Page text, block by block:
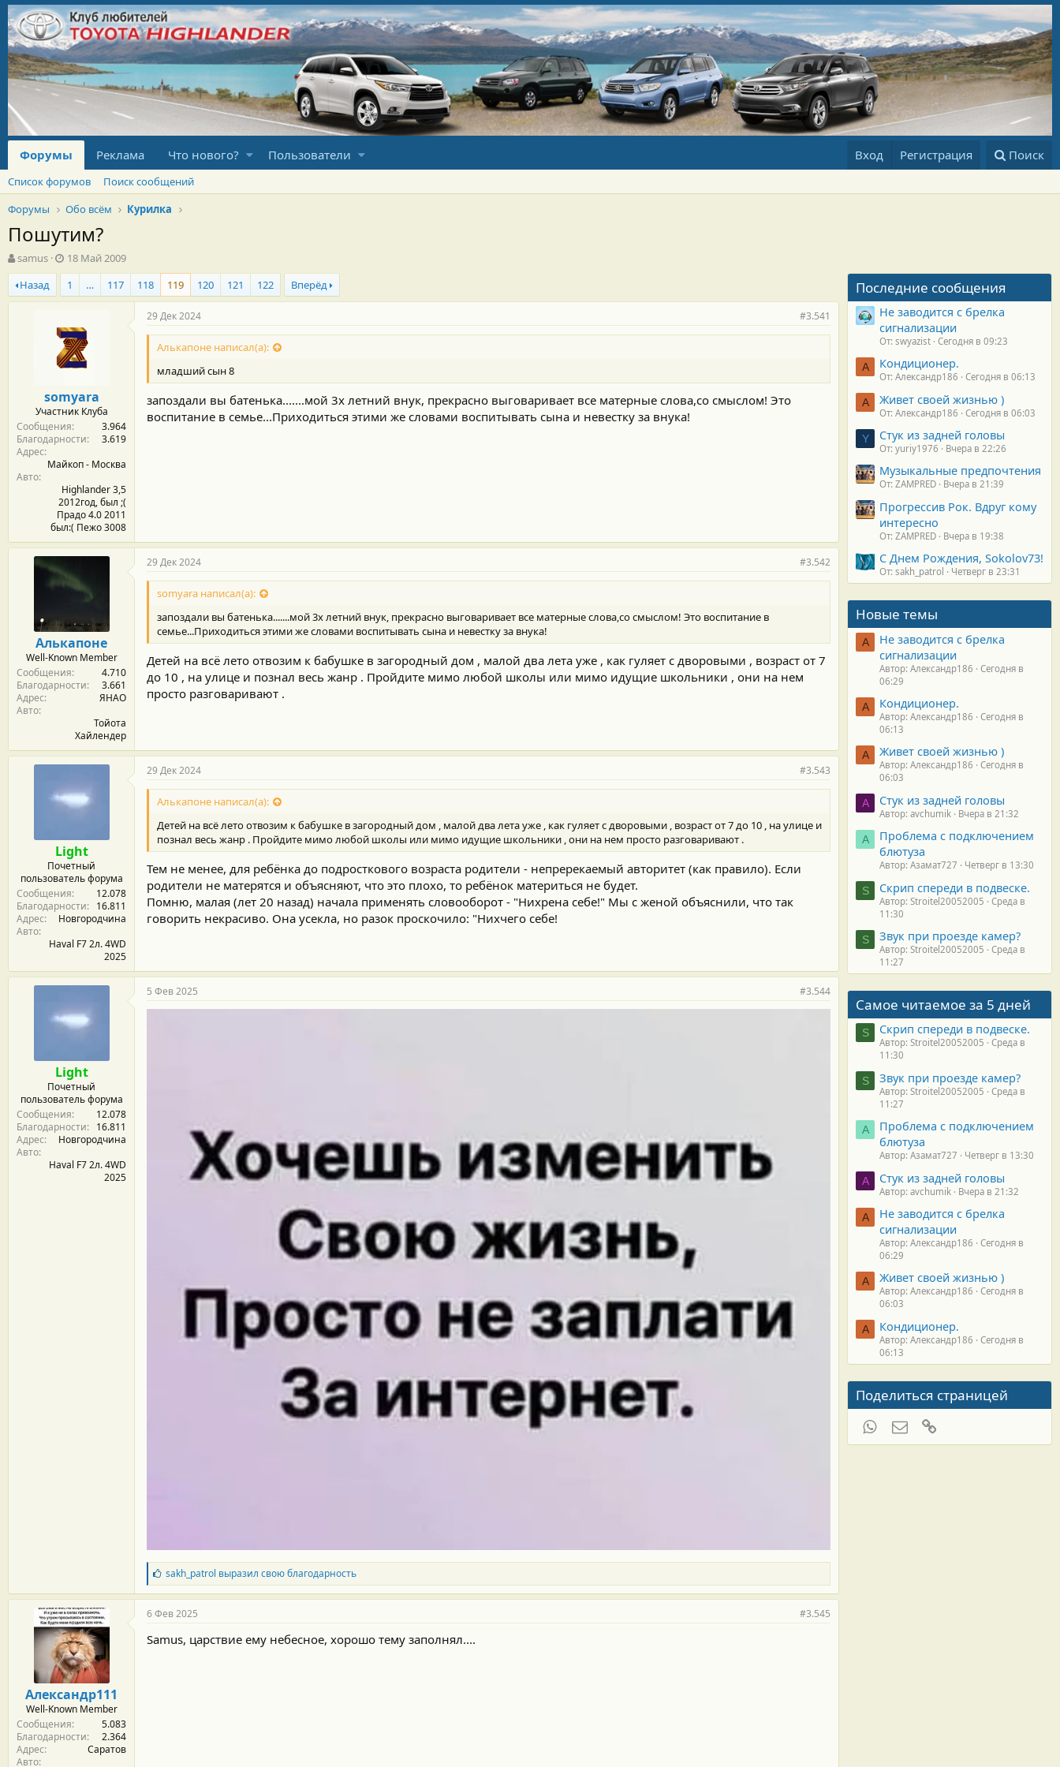
Форумы Реклама Что нового? Пользователи Вход Регистрация Поиск
Список форумов
Поиск сообщений
Форумы
Обо всём Курилка
Пошутим?
А
в
т
о
samus
Д
а
т
а
а
ч
а
л
18 Май 2009
Назад
1 … 117 118 119 120 121 122 Вперёд
somyara
Участник Клуба
Сообщения
3.964
Благодарности
3.619
Адрес
Майкоп - Москва
Авто
Highlander 3,5
2012год, был ;(
Прадо 4.0 2011
был:( Пежо 3008
29 Дек 2024 #3.541
Алькапоне написал(а):
младший сын 8
запоздали вы батенька.......мой 3х летний внук, прекрасно выговаривает все матерные слова,со смыслом! Это
воспитание в семье...Приходиться этими же словами воспитывать сына и невестку за внука!
Алькапоне
Well-Known Member
Сообщения
4.710
Благодарности
3.661
Адрес
ЯНАО
Авто
Тойота
Хайлендер
29 Дек 2024 #3.542
somyara написал(а):
запоздали вы батенька.......мой 3х летний внук, прекрасно выговаривает все матерные слова,со смыслом! Это воспитание в
семье...Приходиться этими же словами воспитывать сына и невестку за внука!
Детей на всё лето отвозим к бабушке в загородный дом , малой два лета уже , как гуляет с дворовыми , возраст от 7
до 10 , на улице и познал весь жанр . Пройдите мимо любой школы или мимо идущие школьники , они на нем
просто разговаривают .
Light
Почетный
пользователь форума
Сообщения
12.078
Благодарности
16.811
Адрес
Новгородчина
Авто
Haval F7 2л. 4WD
2025
29 Дек 2024 #3.543
Алькапоне написал(а):
Детей на всё лето отвозим к бабушке в загородный дом , малой два лета уже , как гуляет с дворовыми , возраст от 7 до 10 , на улице и
познал весь жанр . Пройдите мимо любой школы или мимо идущие школьники , они на нем просто разговаривают .
Тем не менее, для ребёнка до подросткового возраста родители - непререкаемый авторитет (как правило). Если
родители не матерятся и объясняют, что это плохо, то ребёнок материться не будет.
Помню, малая (лет 20 назад) начала применять словооборот - "Нихрена себе!" Мы с женой объяснили, что так
говорить некрасиво. Она усекла, но разок проскочило: "Нихчего себе!
Light
Почетный
пользователь форума
Сообщения
12.078
Благодарности
16.811
Адрес
Новгородчина
Авто
Haval F7 2л. 4WD
2025
5 Фев 2025 #3.544
Б
л
а
г
о
д
а
sakh_patrol выразил свою благодарность
Александр111
Well-Known Member
Сообщения
5.083
Благодарности
2.364
Адрес
Саратов
Авто
6 Фев 2025 #3.545
Samus, царствие ему небесное, хорошо тему заполнял....
Последние сообщения
Не заводится с брелка
сигнализации
От: swyazist Сегодня в 09:23
А Кондиционер.
От: Александр186 Сегодня в 06:13
А Живет своей жизнью )
От: Александр186 Сегодня в 06:03
Y Стук из задней головы
От: yuriy1976 Вчера в 22:26
Музыкальные предпочтения
От: ZAMPRED Вчера в 21:39
Прогрессив Рок. Вдруг кому
интересно
От: ZAMPRED Вчера в 19:38
С Днем Рождения, Sokolov73!
От: sakh_patrol Четверг в 23:31
Новые темы
А
Не заводится с брелка
сигнализации
Автор: Александр186
Сегодня в
06:29
А Кондиционер.
Автор: Александр186
Сегодня в
06:13
А Живет своей жизнью )
Автор: Александр186
Сегодня в
06:03
A Стук из задней головы
Автор: avchumik Вчера в 21:32
А
Проблема с подключением
блютуза
Автор: Азамат727 Четверг в 13:30
S Скрип спереди в подвеске.
Автор: Stroitel20052005
Среда в
11:30
S Звук при проезде камер?
Автор: Stroitel20052005
Среда в
11:27
Самое читаемое за 5 дней
S Скрип спереди в подвеске.
Автор: Stroitel20052005
Среда в
11:30
S Звук при проезде камер?
Автор: Stroitel20052005
Среда в
11:27
А
Проблема с подключением
блютуза
Автор: Азамат727 Четверг в 13:30
A Стук из задней головы
Автор: avchumik Вчера в 21:32
А
Не заводится с брелка
сигнализации
Автор: Александр186
Сегодня в
06:29
А Живет своей жизнью )
Автор: Александр186
Сегодня в
06:03
А Кондиционер.
Автор: Александр186
Сегодня в
06:13
Поделиться страницей
WhatsAppЭлектронная почта